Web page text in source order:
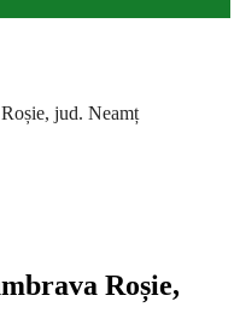
jud. Neamț
Roșie,